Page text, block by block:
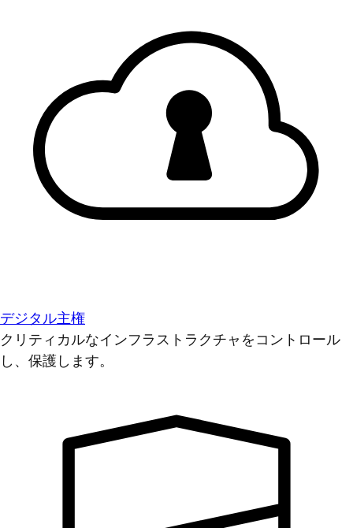
デジタル主権
クリティカルなインフラストラクチャをコントロール
し、保護します。